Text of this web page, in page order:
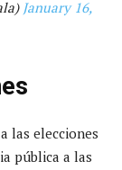
January 16,
las elecciones
pública a las